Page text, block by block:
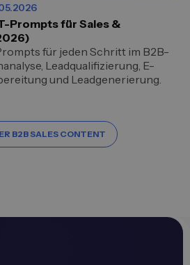
Prompts für Sales &
für jeden Schritt im B2B-
Leadqualifizierung, E-
und Leadgenerierung.
B2B SALES CONTENT